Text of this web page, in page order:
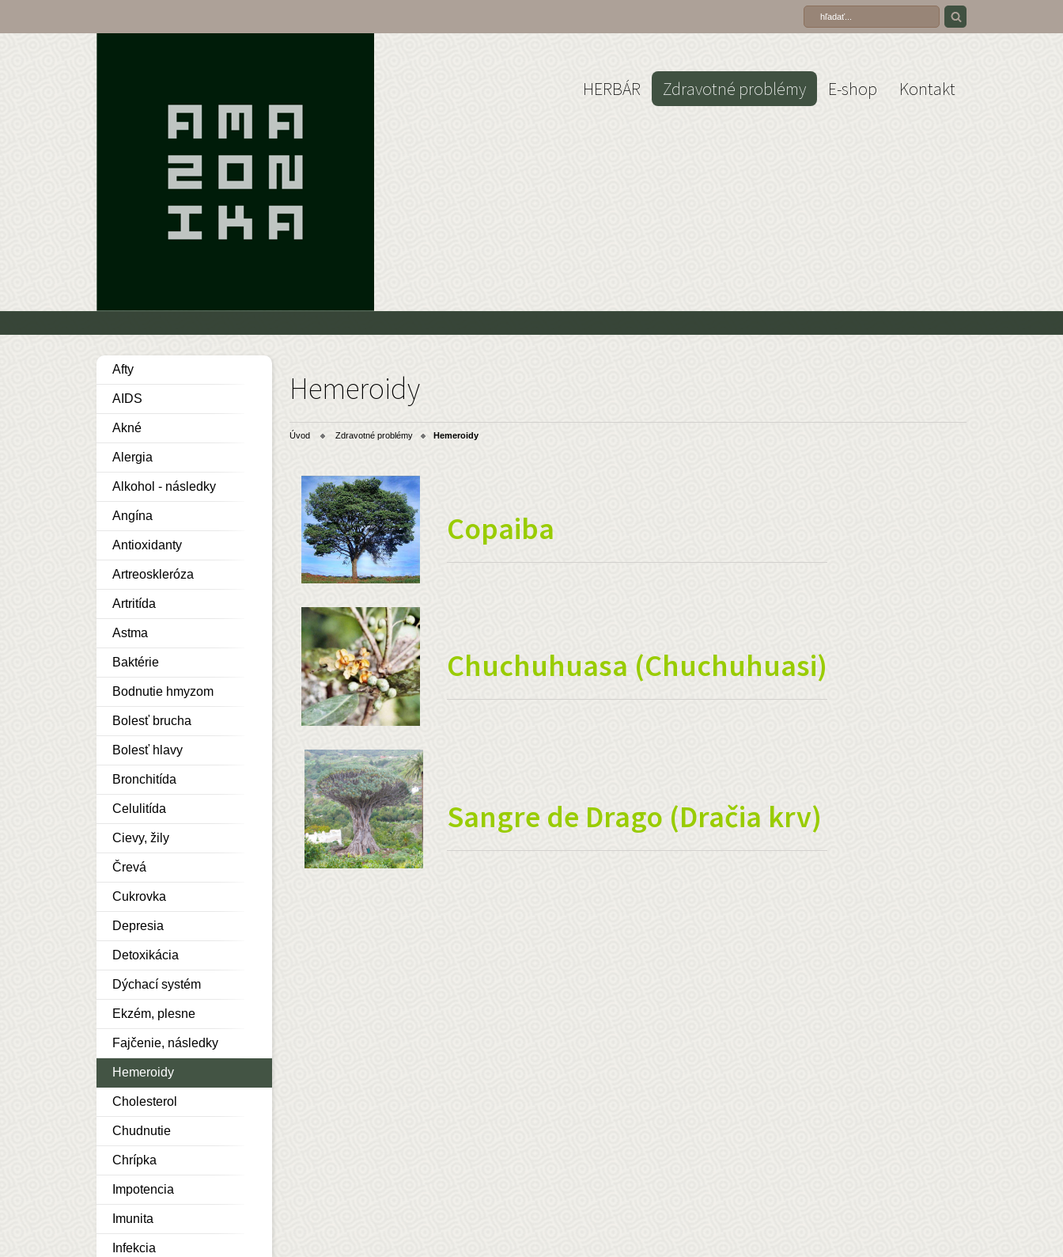
HERBÁR Zdravotné problémy E-shop Kontakt
Afty
AIDS
Akné
Alergia
Alkohol - následky
Angína
Antioxidanty
Artreoskleróza
Artritída
Astma
Baktérie
Bodnutie hmyzom
Bolesť brucha
Bolesť hlavy
Bronchitída
Celulitída
Cievy, žily
Črevá
Cukrovka
Depresia
Detoxikácia
Dýchací systém
Ekzém, plesne
Fajčenie, následky
Hemeroidy
Cholesterol
Chudnutie
Chrípka
Impotencia
Imunita
Infekcia
Hemeroidy
Úvod Zdravotné problémy Hemeroidy
Copaiba
Chuchuhuasa (Chuchuhuasi)
Sangre de Drago (Dračia krv)